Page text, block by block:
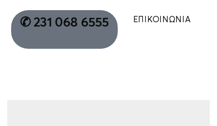
✆ 231 068 6555 ΕΠΙΚΟΙΝΩΝΙΑ